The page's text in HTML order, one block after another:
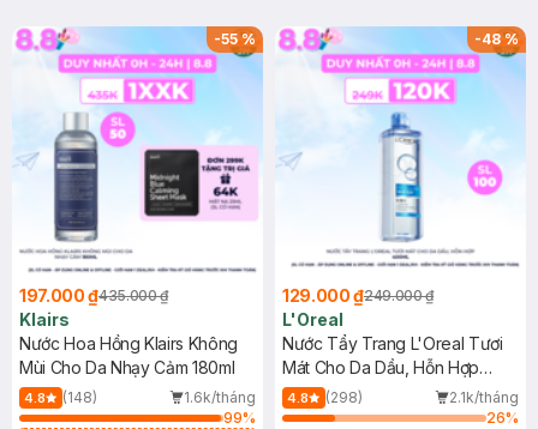
-55%
197.000 ₫435.000 ₫
Klairs
Nước Hoa Hồng Klairs Không
Mùi Cho Da Nhạy Cảm 180ml
4.8 (148)
1.6k/tháng
99%
-48%
129.000 ₫249.000 ₫
L'Oreal
Nước Tẩy Trang L'Oreal Tươi
Mát Cho Da Dầu, Hỗn Hợp
400ml
4.8 (298)
2.1k/tháng
26%